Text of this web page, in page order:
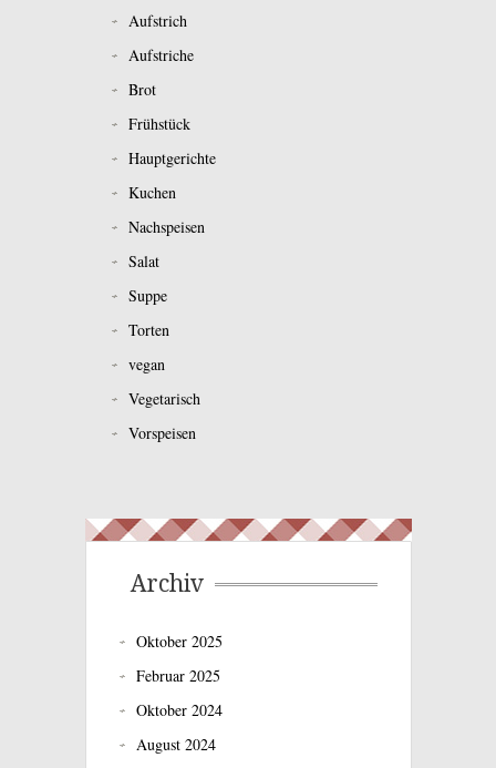
Aufstrich
Aufstriche
Brot
Frühstück
Hauptgerichte
Kuchen
Nachspeisen
Salat
Suppe
Torten
vegan
Vegetarisch
Vorspeisen
Archiv
Oktober 2025
Februar 2025
Oktober 2024
August 2024